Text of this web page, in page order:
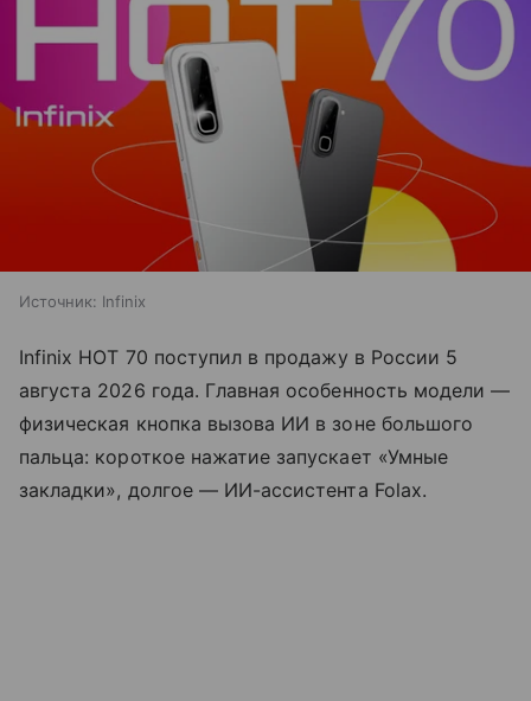
Источник: Infinix
Infinix HOT 70 поступил в продажу в России 5
августа 2026 года. Главная особенность модели —
физическая кнопка вызова ИИ в зоне большого
пальца: короткое нажатие запускает «Умные
закладки», долгое — ИИ-ассистента Folax.